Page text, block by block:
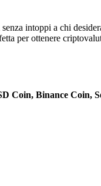
intoppi a chi
per ottenere
Coin, Binance Coin,